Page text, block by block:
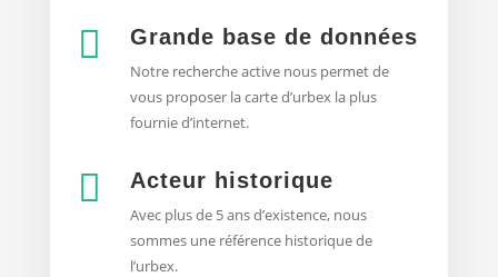
 Grande base de données
Notre recherche active nous permet de
vous proposer lacarte d’urbexla plus
fournie d’internet.
 Acteur historique
Avec plus de 5 ans d’existence, nous
sommes une référence historique de
l’urbex.